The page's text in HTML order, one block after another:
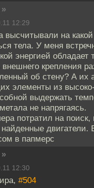
»
12:29
высчитывали на какой
тела. У меня
энергией обладает
внешнего крепления
об стену? А их
элементы из
выдержать
не напрягаясь.
потратил на
двигатели.
в папмерс
»
12:30
#504